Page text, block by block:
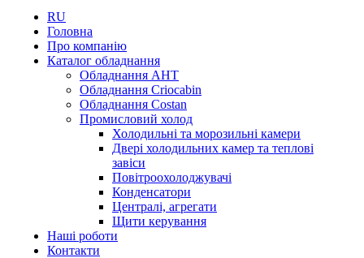
RU
Головна
Про компанію
Каталог обладнання
Обладнання AHT
Обладнання Criocabin
Обладнання Costan
Промисловий холод
Холодильні та морозильні камери
Двері холодильних камер та теплові
завіси
Повітроохолоджувачі
Конденсатори
Централі, агрегати
Щити керування
Наші роботи
Контакти